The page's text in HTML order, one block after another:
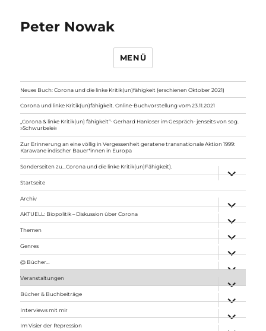
Peter Nowak
MENÜ
Neues Buch: Corona und die linke Kritik(un)fähigkeit (erschienen Oktober 2021)
Corona und linke Kritik(un)fähigkeit. Online-Buchvorstellung vom 23.11.2021
„Corona & linke Kritik(un) fähigkeit“- Gerhard Hanloser im Gespräch- jenseits von sog.
»Schwurbelei«
Zur Erinnerung an eine völlig in Vergessenheit geratene transnationale Aktion 1999:
Karawane indischer Bauer*innen in Europa
Sonderseiten zu…Corona und die linke Kritik(un)Fähigkeit).
anzeigen
Startseite
Archiv
anzeigen
AKTUELL: Biopolitik – Diskussion über Corona
anzeigen
Themen
anzeigen
Genres
anzeigen
@ Bücher…
Veranstaltungen
anzeigen
Bücher & Buchbeiträge
anzeigen
Interviews mit mir
anzeigen
Im Visier der Repression